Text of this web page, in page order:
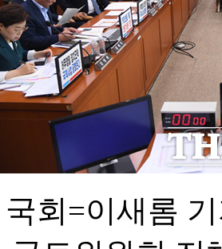
회=이새롬